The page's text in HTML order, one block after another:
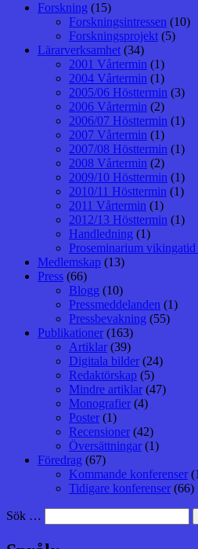
Forskning (15)
Forskningsintressen (10)
Forskningsprojekt (5)
Lärarverksamhet (34)
2001 Vårtermin (1)
2004 Vårtermin (1)
2005/06 Hösttermin (3)
2006 Vårtermin (2)
2006/07 Hösttermin (1)
2007 Vårtermin (1)
2007/08 Hösttermin (1)
2008 Vårtermin (2)
2009/10 Hösttermin (1)
2010/11 Hösttermin (1)
2011 Vårtermin (1)
2012/13 Hösttermin (1)
Handledning (1)
Proseminarium
Medlemskap (13)
Press (66)
Blogg (10)
Pressmeddelanden (1)
Pressbevakning (55)
Publikationer (163)
Artiklar (39)
Digitala bilder (24)
Redaktörskap (5)
Mindre artiklar (47)
Monografier (4)
Poster (1)
Recensioner (42)
Översättningar (1)
Föredrag (67)
Kommande konferenser
Tidigare konferenser (66)
Sök …